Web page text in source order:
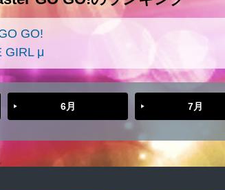
GO!
GIRL μ
6月 7月